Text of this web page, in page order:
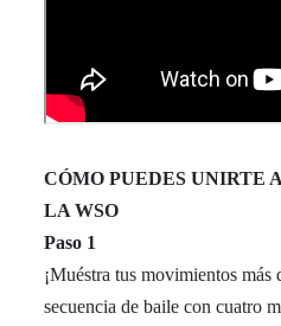
CÓMO PUEDES UNIRTE
LA WSO
Paso 1
¡Muéstra tus movimientos
secuencia de baile con cuatro